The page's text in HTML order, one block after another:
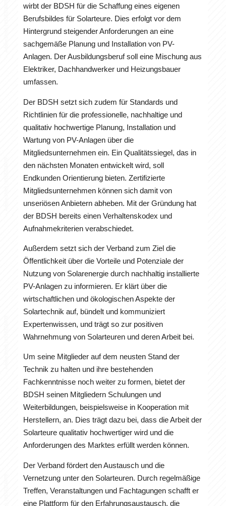
wirbt der BDSH für die Schaffung eines eigenen
Berufsbildes für Solarteure. Dies erfolgt vor dem
Hintergrund steigender Anforderungen an eine
sachgemäße Planung und Installation von PV-
Anlagen. Der Ausbildungsberuf soll eine Mischung aus
Elektriker, Dachhandwerker und Heizungsbauer
umfassen.
Der BDSH setzt sich zudem für Standards und
Richtlinien für die professionelle, nachhaltige und
qualitativ hochwertige Planung, Installation und
Wartung von PV-Anlagen über die
Mitgliedsunternehmen ein. Ein Qualitätssiegel, das in
den nächsten Monaten entwickelt wird, soll
Endkunden Orientierung bieten. Zertifizierte
Mitgliedsunternehmen können sich damit von
unseriösen Anbietern abheben. Mit der Gründung hat
der BDSH bereits einen Verhaltenskodex und
Aufnahmekriterien verabschiedet.
Außerdem setzt sich der Verband zum Ziel die
Öffentlichkeit über die Vorteile und Potenziale der
Nutzung von Solarenergie durch nachhaltig installierte
PV-Anlagen zu informieren. Er klärt über die
wirtschaftlichen und ökologischen Aspekte der
Solartechnik auf, bündelt und kommuniziert
Expertenwissen, und trägt so zur positiven
Wahrnehmung von Solarteuren und deren Arbeit bei.
Um seine Mitglieder auf dem neusten Stand der
Technik zu halten und ihre bestehenden
Fachkenntnisse noch weiter zu formen, bietet der
BDSH seinen Mitgliedern Schulungen und
Weiterbildungen, beispielsweise in Kooperation mit
Herstellern, an. Dies trägt dazu bei, dass die Arbeit der
Solarteure qualitativ hochwertiger wird und die
Anforderungen des Marktes erfüllt werden können.
Der Verband fördert den Austausch und die
Vernetzung unter den Solarteuren. Durch regelmäßige
Treffen, Veranstaltungen und Fachtagungen schafft er
eine Plattform für den Erfahrungsaustausch, die